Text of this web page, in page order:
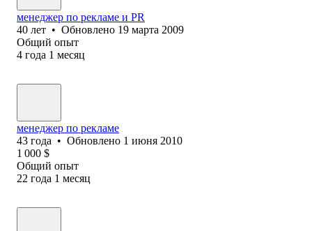
менеджер по рекламе и PR
40 лет • Обновлено 19 марта 2009
Общий опыт
4 года 1 месяц
менеджер по рекламе
43 года • Обновлено 1 июня 2010
1 000 $
Общий опыт
22 года 1 месяц